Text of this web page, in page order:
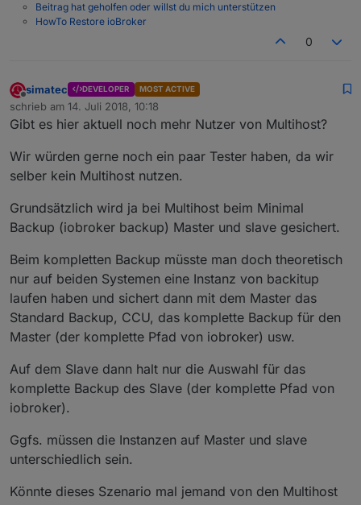
Beitrag hat geholfen oder willst du mich unterstützen
HowTo Restore ioBroker
0
Offline
simatec DEVELOPER MOST ACTIVE
schrieb am 14. Juli 2018, 10:18
zuletzt editiert von
Gibt es hier aktuell noch mehr Nutzer von Multihost?
Wir würden gerne noch ein paar Tester haben, da wir
selber kein Multihost nutzen.
Grundsätzlich wird ja bei Multihost beim Minimal
Backup (iobroker backup) Master und slave gesichert.
Beim kompletten Backup müsste man doch theoretisch
nur auf beiden Systemen eine Instanz von backitup
laufen haben und sichert dann mit dem Master das
Standard Backup, CCU, das komplette Backup für den
Master (der komplette Pfad von iobroker) usw.
Auf dem Slave dann halt nur die Auswahl für das
komplette Backup des Slave (der komplette Pfad von
iobroker).
Ggfs. müssen die Instanzen auf Master und slave
unterschiedlich sein.
Könnte dieses Szenario mal jemand von den Multihost